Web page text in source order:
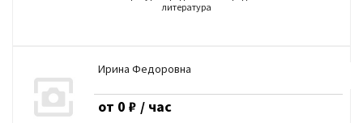
литература
от 0 ₽ / час
Ирина Федоровна